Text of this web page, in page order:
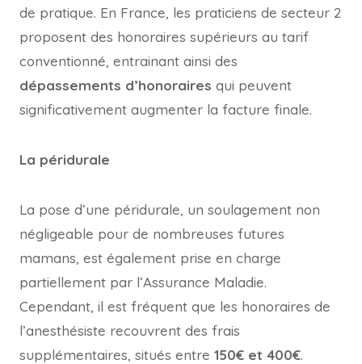
de pratique. En France, les praticiens de secteur 2
proposent des honoraires supérieurs au tarif
conventionné, entrainant ainsi des
dépassements d’honoraires qui peuvent
significativement augmenter la facture finale.
La péridurale
La pose d’une péridurale, un soulagement non
négligeable pour de nombreuses futures
mamans, est également prise en charge
partiellement par l’Assurance Maladie.
Cependant, il est fréquent que les honoraires de
l’anesthésiste recouvrent des frais
supplémentaires, situés entre 150€ et 400€.